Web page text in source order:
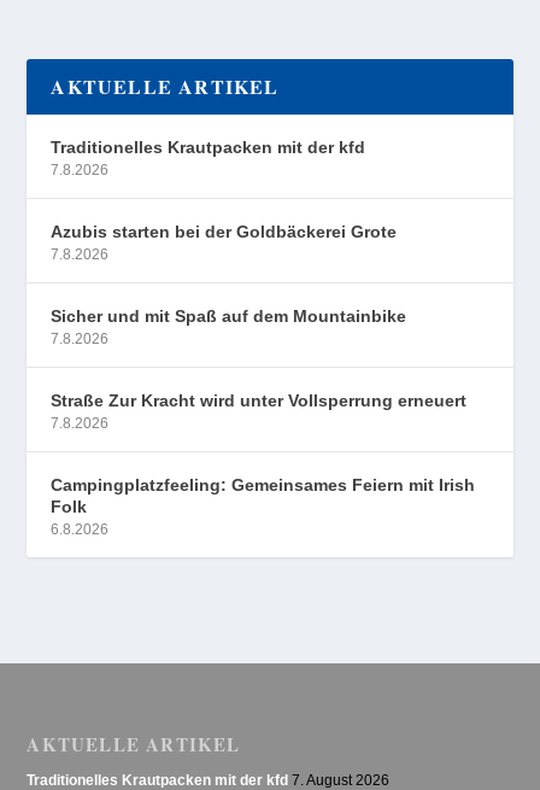
AKTUELLE ARTIKEL
Traditionelles Krautpacken mit der kfd
7.8.2026
Azubis starten bei der Goldbäckerei Grote
7.8.2026
Sicher und mit Spaß auf dem Mountainbike
7.8.2026
Straße Zur Kracht wird unter Vollsperrung erneuert
7.8.2026
Campingplatzfeeling: Gemeinsames Feiern mit Irish
Folk
6.8.2026
AKTUELLE ARTIKEL
Traditionelles Krautpacken mit der kfd 7. August 2026